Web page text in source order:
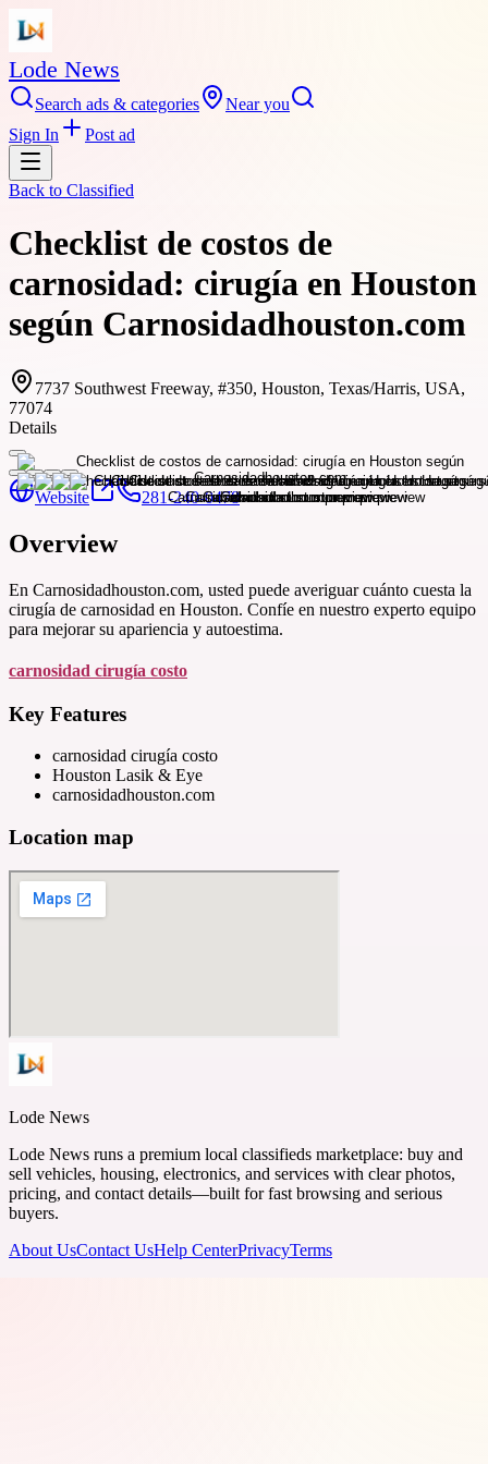
Lode News
Search ads & categories
Near you
Sign In
Post ad
Back to Classified
Checklist de costos de
carnosidad: cirugía en Houston
según Carnosidadhouston.com
7737 Southwest Freeway, #350, Houston, Texas/Harris, USA,
77074
Details
Website 281-240-0478
Overview
En Carnosidadhouston.com, usted puede averiguar cuánto cuesta la
cirugía de carnosidad en Houston. Confíe en nuestro experto equipo
para mejorar su apariencia y autoestima.
carnosidad cirugía costo
Key Features
carnosidad cirugía costo
Houston Lasik & Eye
carnosidadhouston.com
Location map
Lode News
Lode News runs a premium local classifieds marketplace: buy and
sell vehicles, housing, electronics, and services with clear photos,
pricing, and contact details—built for fast browsing and serious
buyers.
About UsContact UsHelp CenterPrivacyTerms